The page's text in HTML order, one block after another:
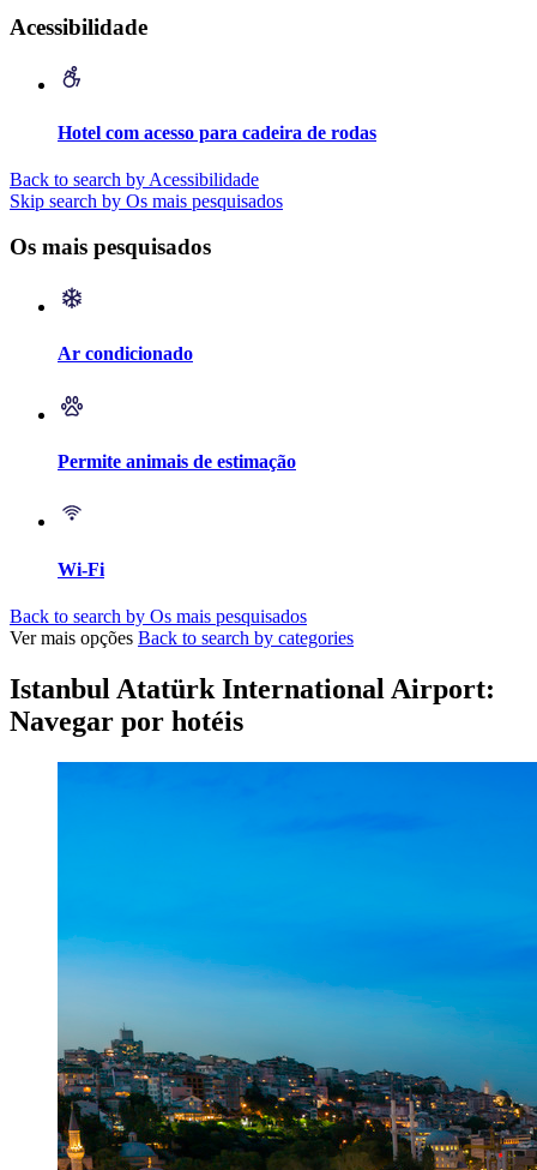
Acessibilidade
Hotel com acesso para cadeira de rodas
Back to search by Acessibilidade
Skip search by Os mais pesquisados
Os mais pesquisados
Ar condicionado
Permite animais de estimação
Wi-Fi
Back to search by Os mais pesquisados
Ver mais opções Back to search by categories
Istanbul Atatürk International Airport:
Navegar por hotéis